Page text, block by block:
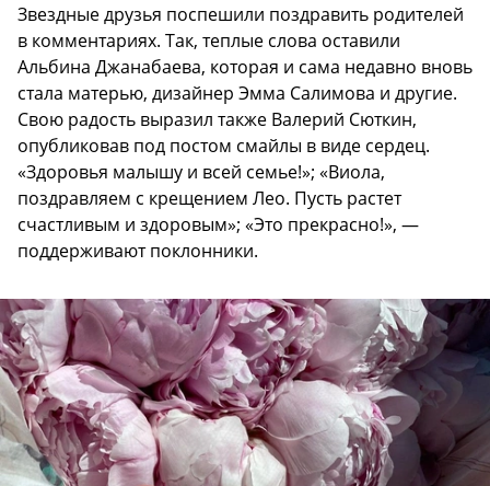
Звездные друзья поспешили поздравить родителей
в комментариях. Так, теплые слова оставили
Альбина Джанабаева, которая и сама недавно вновь
стала матерью, дизайнер Эмма Салимова и другие.
Свою радость выразил также Валерий Сюткин,
опубликовав под постом смайлы в виде сердец.
«Здоровья малышу и всей семье!»; «Виола,
поздравляем с крещением Лео. Пусть растет
счастливым и здоровым»; «Это прекрасно!», —
поддерживают поклонники.